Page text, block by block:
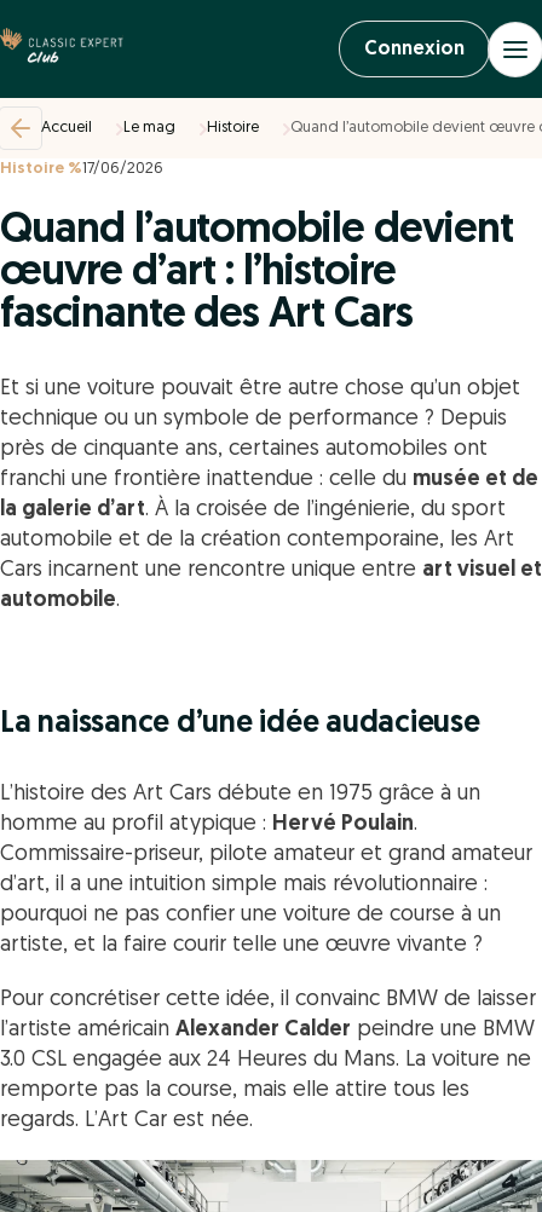
Connexion
Accueil Le mag Histoire Quand l’automobile devient œuvre
Histoire %17/06/2026
Quand l’automobile devient
œuvre d’art : l’histoire
fascinante des Art Cars
Et si une voiture pouvait être autre chose qu’un objet
technique ou un symbole de performance ? Depuis
près de cinquante ans, certaines automobiles ont
franchi une frontière inattendue : celle du musée et de
la galerie d’art. À la croisée de l’ingénierie, du sport
automobile et de la création contemporaine, les Art
Cars incarnent une rencontre unique entre art visuel et
automobile.
La naissance d’une idée audacieuse
L’histoire des Art Cars débute en 1975 grâce à un
homme au profil atypique : Hervé Poulain.
Commissaire-priseur, pilote amateur et grand amateur
d’art, il a une intuition simple mais révolutionnaire :
pourquoi ne pas confier une voiture de course à un
artiste, et la faire courir telle une œuvre vivante ?
Pour concrétiser cette idée, il convainc BMW de laisser
l’artiste américain Alexander Calder peindre une BMW
3.0 CSL engagée aux 24 Heures du Mans. La voiture ne
remporte pas la course, mais elle attire tous les
regards. L’Art Car est née.